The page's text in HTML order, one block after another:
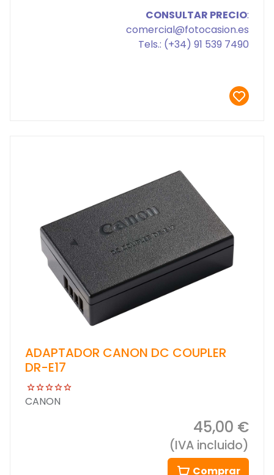
CONSULTAR PRECIO:
comercial@fotocasion.es
Tels.: (+34) 91 539 7490
ADAPTADOR CANON DC COUPLER
DR-E17
CANON
45,00 €
(IVA incluido)
Comprar